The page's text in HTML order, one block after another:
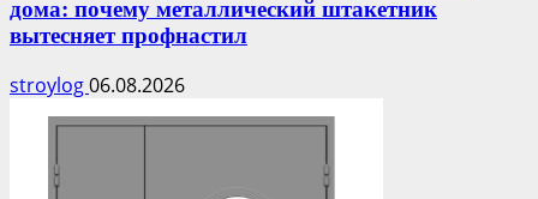
дома: почему металлический штакетник
вытесняет профнастил
stroylog06.08.2026